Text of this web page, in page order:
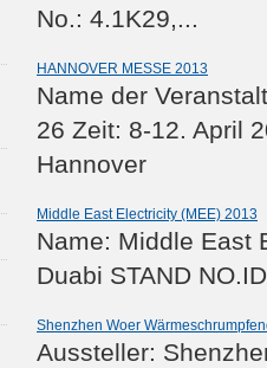
No.: 4.1K29,...
HANNOVER MESSE 2013
Name der
26 Zeit: 8-12. April
Hannover
Middle East Electricity (MEE) 2013
Name: Middle East
Duabi STAND
Shenzhen Woer
Aussteller: